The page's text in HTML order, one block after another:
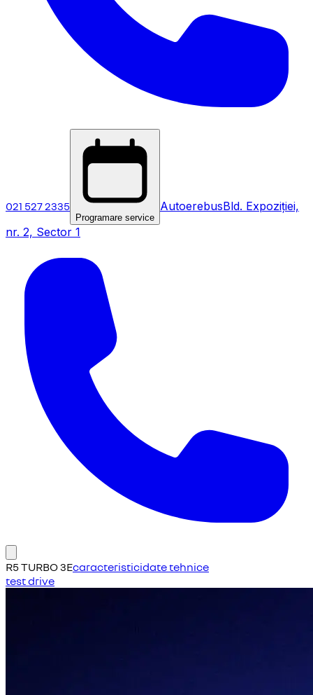
021 527 2335
Programare service
AutoerebusBld. Expoziției,
nr. 2, Sector 1
R5 TURBO 3Ecaracteristicidate tehnice
test drive